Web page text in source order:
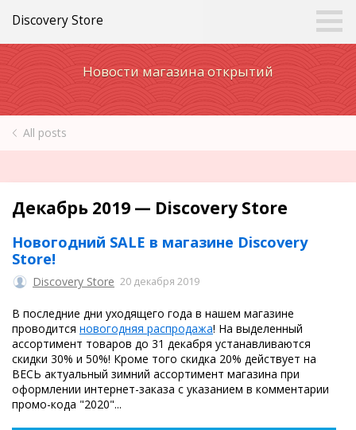
Discovery Store
Новости магазина открытий
All posts
Декабрь 2019 — Discovery Store
Новогодний SALE в магазине Discovery
Store!
Discovery Store 20 декабря 2019
В последние дни уходящего года в нашем магазине
проводится новогодняя распродажа! На выделенный
ассортимент товаров до 31 декабря устанавливаются
скидки 30% и 50%! Кроме того скидка 20% действует на
ВЕСЬ актуальный зимний ассортимент магазина при
оформлении интернет-заказа с указанием в комментарии
промо-кода "2020"...